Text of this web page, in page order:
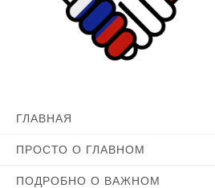
ГЛАВНАЯ
ПРОСТО О ГЛАВНОМ
ПОДРОБНО О ВАЖНОМ